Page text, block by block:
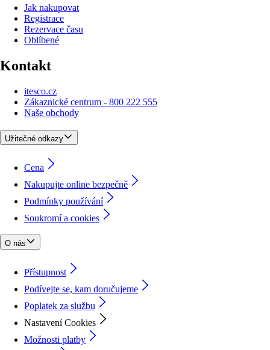
Jak nakupovat
Registrace
Rezervace času
Oblíbené
Kontakt
itesco.cz
Zákaznické centrum - 800 222 555
Naše obchody
Užitečné odkazy
Cena
Nakupujte online bezpečně
Podmínky používání
Soukromí a cookies
O nás
Přístupnost
Podívejte se, kam doručujeme
Poplatek za službu
Nastavení Cookies
Možnosti platby